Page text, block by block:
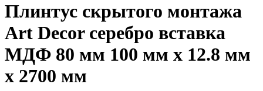
Плинтус скрытого монтажа
Art Decor серебро вставка
МДФ 80 мм 100 мм x 12.8 мм
х 2700 мм